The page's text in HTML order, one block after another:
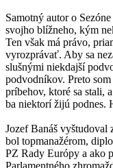
Samotný autor o
svojho blížneho, kým
Ten však má právo,
vyrozprávať. Aby sa
slušnými niekdajší
podvodníkov. Preto
príbehov, ktoré sa stali,
ba niektorí žijú podnes.
Jozef Banáš vyštudoval
bol topmanažérom,
PZ Rady Európy a ako